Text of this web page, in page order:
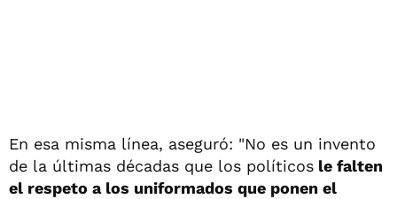
En esa misma línea, aseguró: "No es un invento
de la últimas décadas que los políticos le falten
el respeto a los uniformados que ponen el